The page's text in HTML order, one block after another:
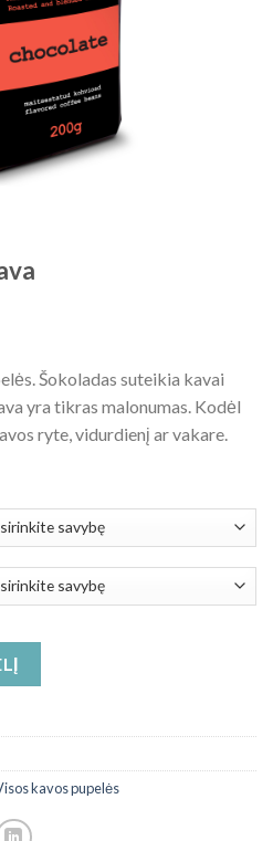
Šokoladas suteikia kavai
yra tikras malonumas. Kodėl
ryte, vidurdienį ar vakare.
kava
kavos pupelės